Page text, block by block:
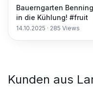
Bauerngarten
in die Kühlung! #fruit
14.10.2025 · 285 Views
Kunden aus